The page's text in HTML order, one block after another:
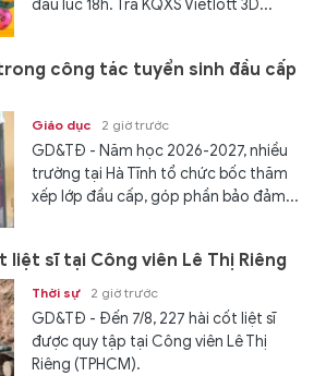
đầu lúc 18h. Tra KQXS Vietlott 3D...
công tác tuyển sinh đầu cấp
Giáo dục 2 giờ trước
GD&TĐ - Năm học 2026-2027, nhiều
trường tại Hà Tĩnh tổ chức bốc thăm
xếp lớp đầu cấp, góp phần bảo đảm...
liệt sĩ tại Công viên Lê Thị Riêng
Thời sự 2 giờ trước
GD&TĐ - Đến 7/8, 227 hài cốt liệt sĩ
được quy tập tại Công viên Lê Thị
Riêng (TPHCM).